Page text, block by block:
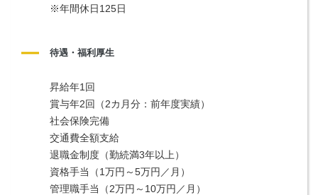
※年間休日125日
待遇・福利厚生
昇給年1回
賞与年2回（2カ月分：前年度実績）
社会保険完備
交通費全額支給
退職金制度（勤続満3年以上）
資格手当（1万円～5万円／月）
管理職手当（2万円～10万円／月）